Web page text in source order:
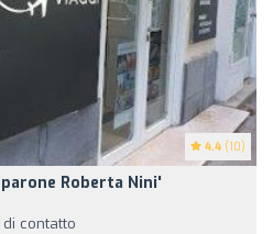
4.4 (10)
Roberta Nini'
contatto